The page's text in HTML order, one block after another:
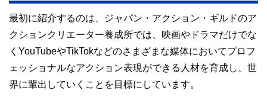
最初に紹介するのは、ジャパン・アクション・ギルドのア
クションクリエーター養成所では、映画やドラマだけでな
くYouTubeやTikTokなどのさまざまな媒体においてプロフ
ェッショナルなアクション表現ができる人材を育成し、世
界に輩出していくことを目標にしています。